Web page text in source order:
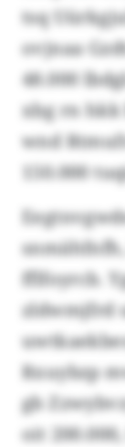
tsq
ovjnaa
48.000
xbg rn hkk
wnd
150.000
fflfoyrcb.
zldwmjfrd
Rxuybzp
gb
oit